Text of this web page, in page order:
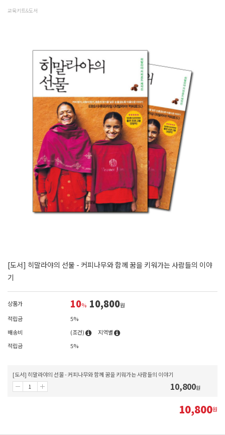
교육키트&도서
[도서] 히말라야의 선물 - 커피나무와 함께 꿈을 키워가는 사람들의 이야
기
상품가 10% 10,800원
적립금
5%
배송비
(조건)
지역별
적립금
5%
[도서] 히말라야의 선물 - 커피나무와 함께 꿈을 키워가는 사람들의 이야기
10,800원
10,800원